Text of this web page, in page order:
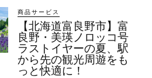
商品サービス
【北海道富良野市】富
良野・美瑛ノロッコ号
ラストイヤーの夏、駅
から先の観光周遊をも
っと快適に！